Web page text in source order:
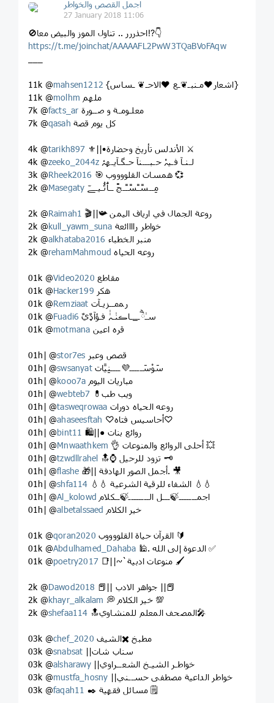
اجمل القصص والخواطر
27 January 2018 11:06
🚫احذررر .. تناول الموز والبيض معا⁉️👇
https://t.me/joinchat/AAAAAFL2PwW3TQaBVoFAqw
11k @mahsen1212
{اشعار❤️مـنبـ❦ـع ❤️الاحـ❦ ـساس}
11k @molhm ملهم
7k @facts_ar معلـومـة و صــورة
7k @qasah كل يوم قصة
4k @tarikh897
⚜||•الأندلس تأريخ وحضارة ⚔
4k @zeeko_2044z لـنـآ فـيہْ حـبـــنآ حـگـآيـهۂ
3k @Rheek2016
🎯 همسات القلووووب 💞
2k @Masegaty مِــسًـًسًـًـجََ ــآُتُُـيـﮯّ
2k @Raimah1
🎬||📯 روعة الجمال في ارياف اليمن
2k @kull_yawm_suna خواطر راااائعة
2k @alkhataba2016 منبر الخطباء
2k @rehamMahmoud روعه الحياه
01k @Video2020 مقاطع
01k @Hacker199 هكر
01k @Remziaat رﻤمــزيـآت
01k @Fuadi6 سـٰཻــ̲ــاڪنٰـہٰٰ فـؤآډٌيٌ
01k @motmana قره اعين
01h| @stor7es قصص وعبر
01h| @swsanyat سَوْسَـــــ💜ــــنِيَّات
01h| @kooo7a مباريات اليوم
01h| @webteb7
💊ويب طب
01h| @tasweqrowaa روعه الحياه دورات
01h| @ahaseesftah
♡أحاسيس فتاه♡
01h| @bint11
🛍||● روائع بنات
01h| @Mnwaathkem
👌 أحلى الروائع والمنوعات 💥
01h| @tzwdllrahel
🔝⌚️ تزود للرحيل 🗝
01h| @flashe
🎁|| أجمل الصور الهادفة. 🎥
01h| @shfa114
💧💧 الشفاء للرقية الشرعية 💧💧
01h| @Al_kolowd اجمـــــــ🍃ـــل الــــــــ🍃ــكلام
01h| @albetalssaed خير الكلام
01k @qoran2020
القرآن حياة القلووووب 🔰
01k @Abdulhamed_Dahaba
🕌. الدعوة إلى الله ✅
01k @poetry2017 📑||~`منوعات ادبية 🖌
2k @Dawod2018
📕|| جواهر الادب ||📕
2k @khayr_alkalam
💭 خير الكلام 💯
2k @shefaa114 🔝المصحف المعلم للمنشاوي🎤
03k @chef_2020 مطبخ ✖️الشيف
03k @snabsat
||سناب شات
03k @alsharawy
||خواطـر الشيـخ الشعــراوي
03k @mustfa_hosny
||خواطر الداعية مصطفى حســني
03k @faqah11 ✒️ مسائل فقهية 🗒